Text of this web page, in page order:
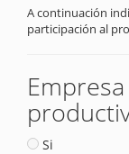
A continuación
participación al
Si